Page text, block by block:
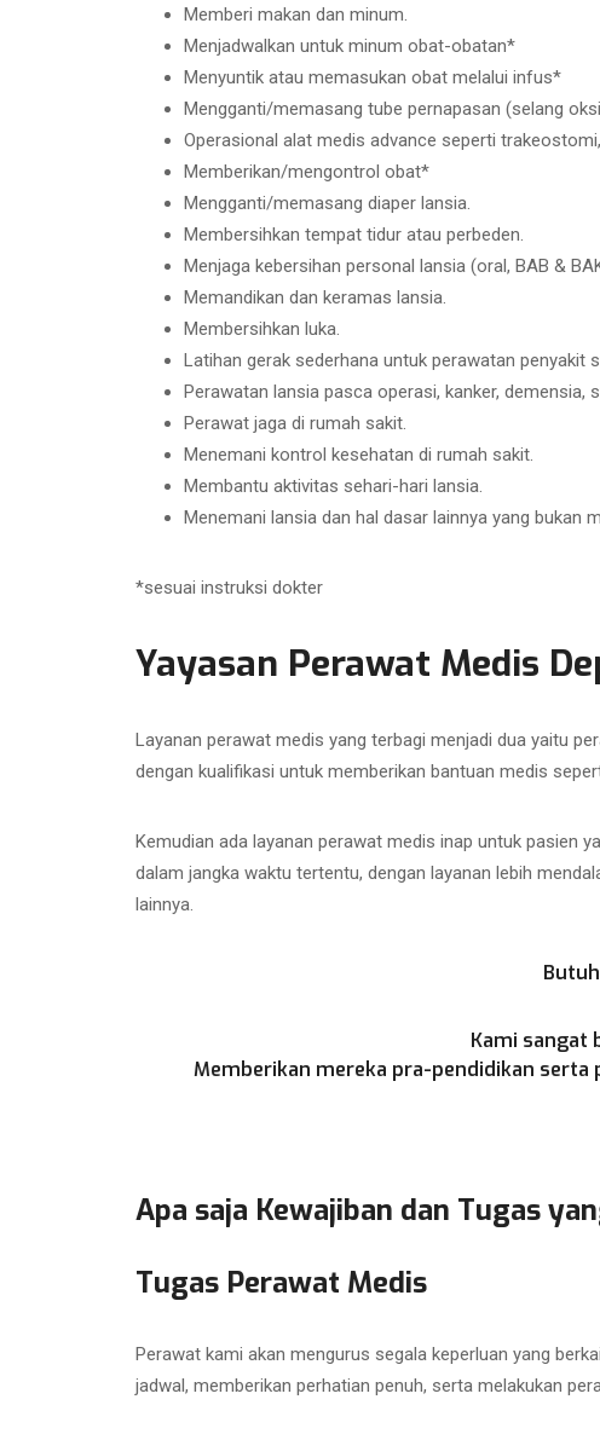
Memberi makan dan minum.
Menjadwalkan untuk minum obat-obatan*
Menyuntik atau memasukan obat melalui infus*
Mengganti/memasang tube pernapasan (selang
Operasional alat medis advance seperti
Memberikan/mengontrol obat*
Mengganti/memasang diaper lansia.
Membersihkan tempat tidur atau perbeden.
Menjaga kebersihan personal lansia (oral, BAB &
Memandikan dan keramas lansia.
Membersihkan luka.
Latihan gerak sederhana untuk perawatan penyakit
Perawatan lansia pasca operasi, kanker, demensia,
Perawat jaga di rumah sakit.
Menemani kontrol kesehatan di rumah sakit.
Membantu aktivitas sehari-hari lansia.
Menemani lansia dan hal dasar lainnya yang bukan
*sesuai instruksi dokter
Yayasan Perawat Medis
Layanan perawat medis yang terbagi menjadi dua yaitu
dengan kualifikasi untuk memberikan bantuan medis
Kemudian ada layanan perawat medis inap untuk pasien
dalam jangka waktu tertentu, dengan layanan lebih
lainnya.
Kami sangat
Memberikan mereka pra-pendidikan
Apa saja Kewajiban dan Tugas
Tugas Perawat Medis
Perawat kami akan mengurus segala keperluan yang
jadwal, memberikan perhatian penuh, serta melakukan